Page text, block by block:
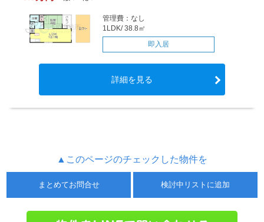
管理費：なし
1LDK/ 38.8㎡
即入居
詳細を見る
▲このページのチェックした物件を
まとめてお問合せ 検討中リストに追加